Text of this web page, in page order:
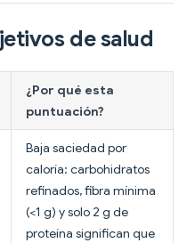
de salud
¿Por qué esta
puntuación?
Baja saciedad por
caloría: carbohidratos
refinados, fibra mínima
(<1 g) y solo 2 g de
proteína significan que